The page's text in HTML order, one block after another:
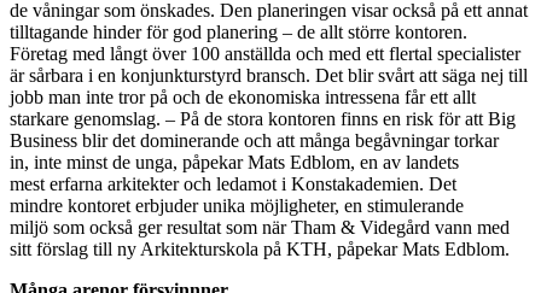
de våningar som önskades. Den planeringen visar också på ett annat
tilltagande hinder för god planering – de allt större kontoren.
Företag med långt över 100 anställda och med ett flertal specialister
är sårbara i en konjunkturstyrd bransch. Det blir svårt att säga nej till
jobb man inte tror på och de ekonomiska intressena får ett allt
starkare genomslag. – På de stora kontoren finns en risk för att Big
Business blir det dominerande och att många begåvningar torkar
in, inte minst de unga, påpekar Mats Edblom, en av landets
mest erfarna arkitekter och ledamot i Konstakademien. Det
mindre kontoret erbjuder unika möjligheter, en stimulerande
miljö som också ger resultat som när Tham & Videgård vann med
sitt förslag till ny Arkitekturskola på KTH, påpekar Mats Edblom.